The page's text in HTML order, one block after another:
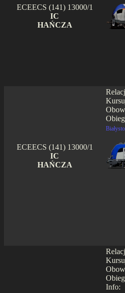
ECEECS (141) 13000/1
IC
HAŃCZA
ECEECS (141) 13000/1
IC
HAŃCZA
Info: